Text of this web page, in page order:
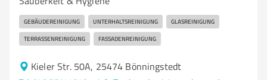
GEBÄUDEREINIGUNG UNTERHALTSREINIGUNG GLASREINIGUNG
TERRASSENREINIGUNG FASSADENREINIGUNG
Kieler Str. 50A, 25474 Bönningstedt